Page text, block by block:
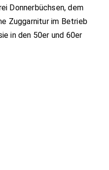
Donnerbüchsen, dem
Zuggarnitur im Betrieb
in den 50er und 60er